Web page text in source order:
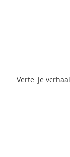
Vertel je verhaal